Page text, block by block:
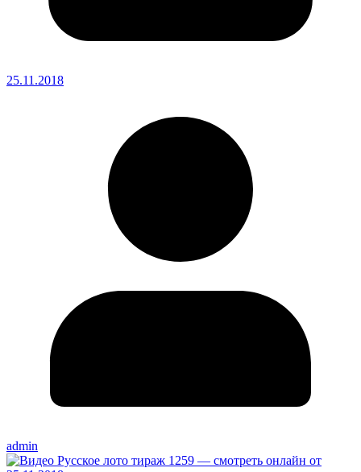
25.11.2018
admin